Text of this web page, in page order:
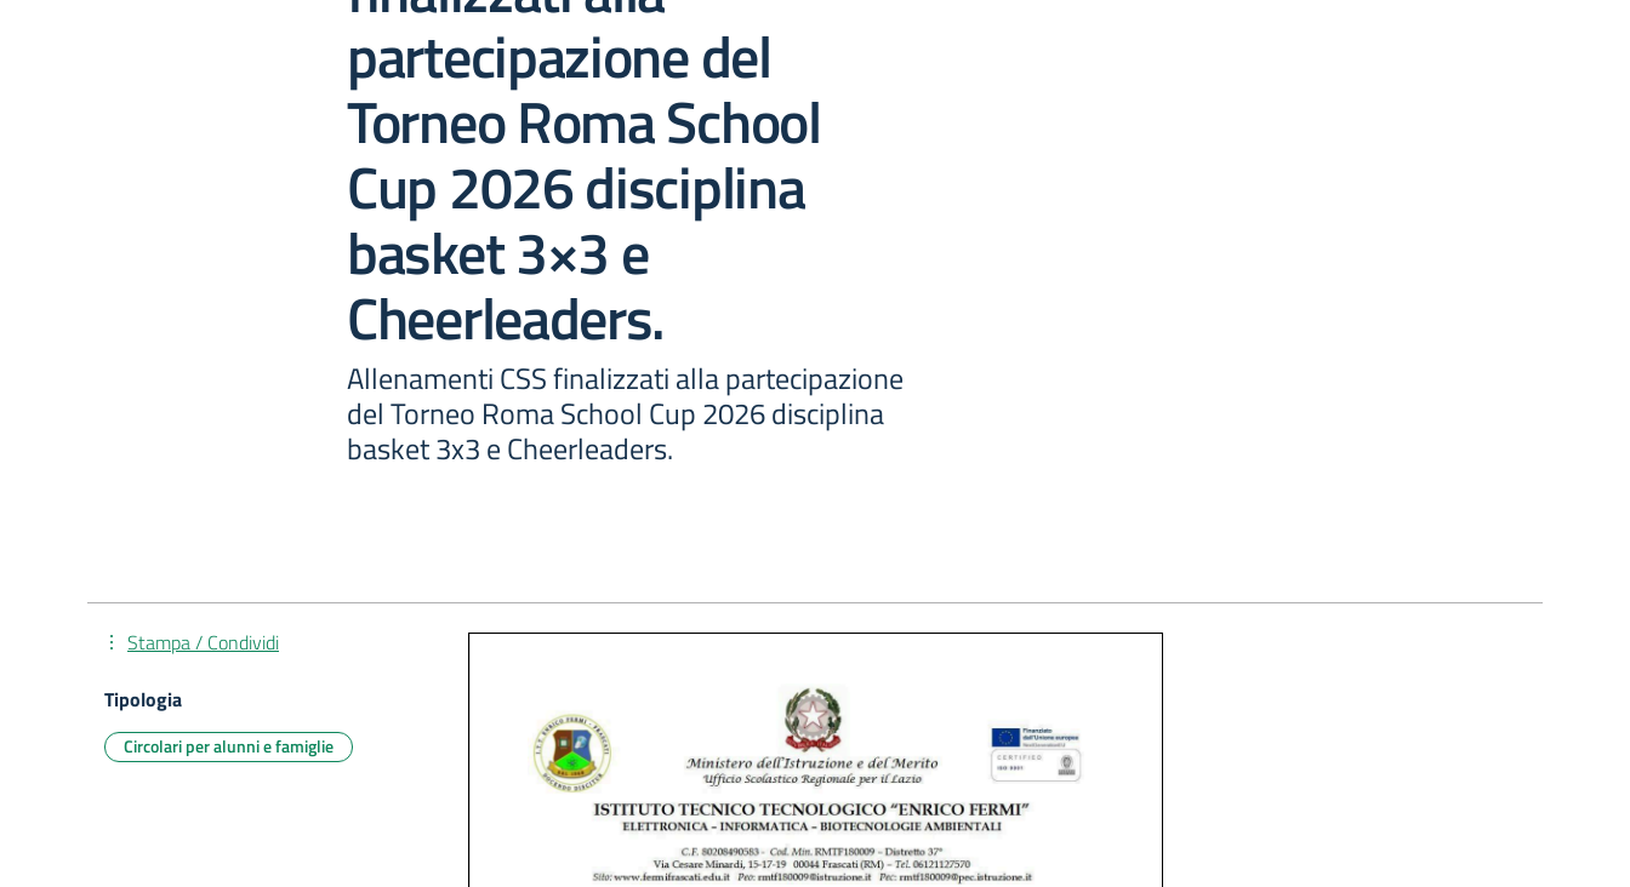
partecipazione del
Torneo Roma School
Cup 2026 disciplina
basket 3×3 e
Cheerleaders.
Allenamenti CSS finalizzati alla partecipazione
del Torneo Roma School Cup 2026 disciplina
basket 3x3 e Cheerleaders.
Stampa / Condividi
Tipologia
Circolari per alunni e famiglie